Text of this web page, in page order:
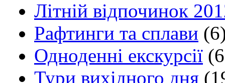
Літній відпочинок
Рафтинги та сплави
Одноденні екскурсії
Тури вихідного дня